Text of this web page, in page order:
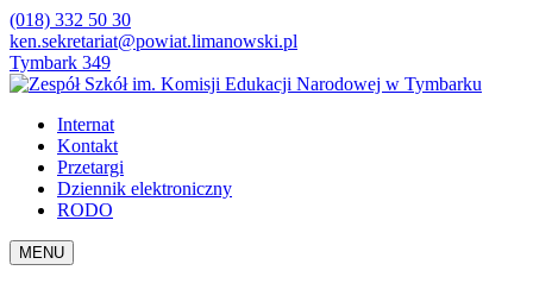
(018) 332 50 30
ken.sekretariat@powiat.limanowski.pl
Tymbark 349
Internat
Kontakt
Przetargi
Dziennik elektroniczny
RODO
MENU